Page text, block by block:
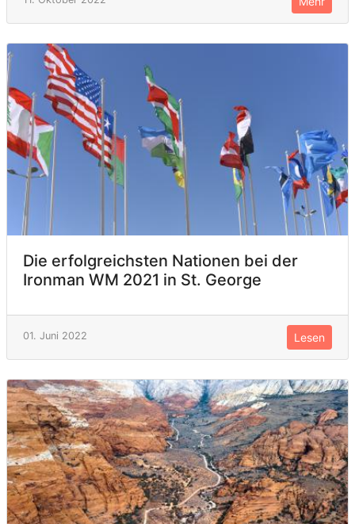
Die erfolgreichsten Nationen bei der
Ironman WM 2021 in St. George
01. Juni 2022 Lesen